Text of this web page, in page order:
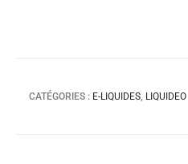
CATÉGORIES : E-LIQUIDES, LIQUIDEO